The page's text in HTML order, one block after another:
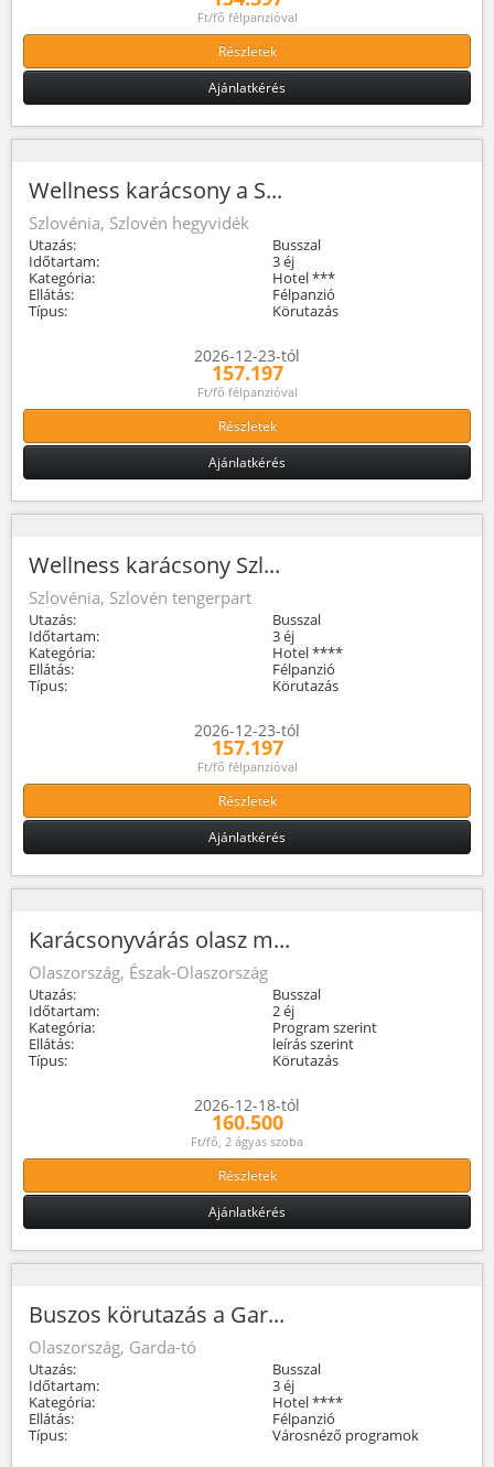
Ft/fő félpanzióval
Részletek
Ajánlatkérés
Wellness karácsony a S...
Szlovénia, Szlovén hegyvidék
Utazás:
Busszal
Időtartam:
3 éj
Kategória:
Hotel ***
Ellátás:
Félpanzió
Típus:
Körutazás
2026-12-23-tól
157.197
Ft/fő félpanzióval
Részletek
Ajánlatkérés
Wellness karácsony Szl...
Szlovénia, Szlovén tengerpart
Utazás:
Busszal
Időtartam:
3 éj
Kategória:
Hotel ****
Ellátás:
Félpanzió
Típus:
Körutazás
2026-12-23-tól
157.197
Ft/fő félpanzióval
Részletek
Ajánlatkérés
Karácsonyvárás olasz m...
Olaszország, Észak-Olaszország
Utazás:
Busszal
Időtartam:
2 éj
Kategória:
Program szerint
Ellátás:
leírás szerint
Típus:
Körutazás
2026-12-18-tól
160.500
Ft/fő, 2 ágyas szoba
Részletek
Ajánlatkérés
Buszos körutazás a Gar...
Olaszország, Garda-tó
Utazás:
Busszal
Időtartam:
3 éj
Kategória:
Hotel ****
Ellátás:
Félpanzió
Típus:
Városnéző programok